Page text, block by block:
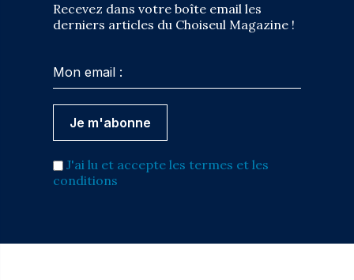
Recevez dans votre boîte email les
derniers articles du Choiseul Magazine !
J'ai lu et accepte les termes et les
conditions